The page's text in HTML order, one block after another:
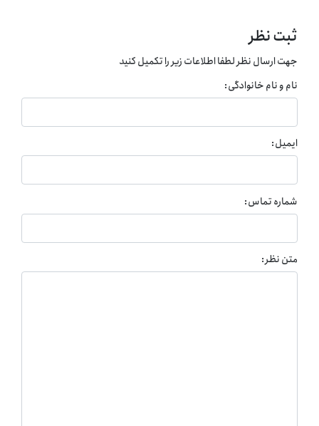
ثبت نظر
جهت ارسال نظر لطفا اطلاعات زیر را تکمیل کنید
نام و نام خانوادگی:
ایمیل:
شماره تماس:
متن نظر: